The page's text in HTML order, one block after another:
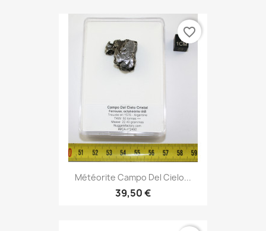
Météorite Campo Del Cielo...
39,50 €
favorite_border